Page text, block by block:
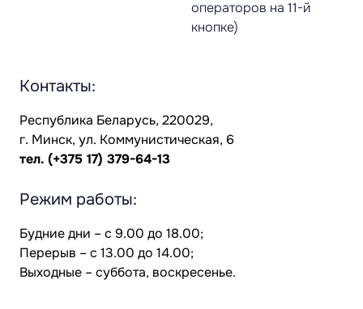
операторов на 11-й
кнопке)
Контакты:
Республика Беларусь, 220029,
г. Минск, ул. Коммунистическая, 6
тел. (+375 17) 379-64-13
Режим работы:
Будние дни – с 9.00 до 18.00;
Перерыв – с 13.00 до 14.00;
Выходные – суббота, воскресенье.